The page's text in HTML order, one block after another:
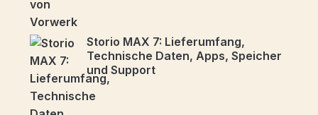
Storio MAX 7: Lieferumfang,
Technische Daten, Apps, Speicher
und Support